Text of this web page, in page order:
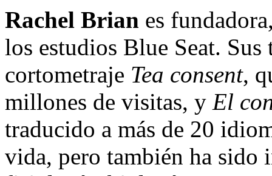
Rachel Brian es
los estudios Blue Seat.
cortometraje Tea consent,
millones de visitas, y El
traducido a más de 20
vida, pero también ha sido